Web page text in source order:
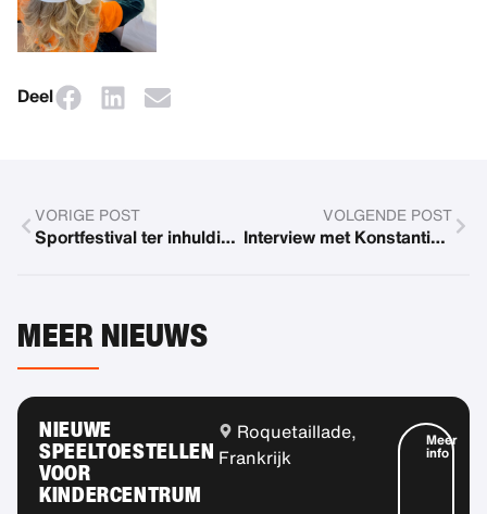
Deel
VORIGE POST
Sportfestival ter inhuldiging van de nieuwe sportschool
VOLGENDE POST
Interview met Konstantin Sixt
MEER NIEUWS
NIEUWE
SPEELTOESTELLEN
VOOR
KINDERCENTRUM
Roquetaillade,
Frankrijk
Meer
info